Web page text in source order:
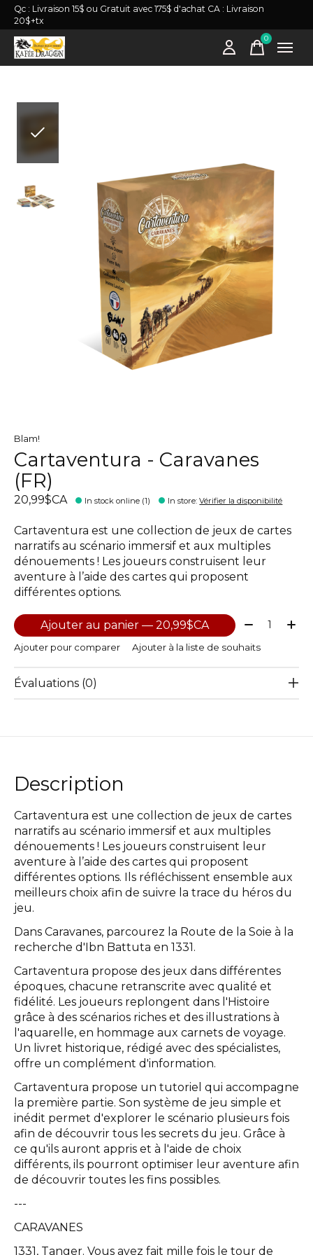
Qc : Livraison 15$ ou Gratuit avec 175$ d'achat CA : Livraison
20$+tx
0items
Blam!
Cartaventura - Caravanes
(FR)
20,99$CA In stock online (1) In store:Vérifier la disponibilité
Cartaventura est une collection de jeux de cartes
narratifs au scénario immersif et aux multiples
dénouements ! Les joueurs construisent leur
aventure à l’aide des cartes qui proposent
différentes options.
Ajouter au panier — 20,99$CA Quantité:
Ajouter pour comparer Ajouter à la liste de souhaits
Évaluations (0)
Description
Cartaventura est une collection de jeux de cartes
narratifs au scénario immersif et aux multiples
dénouements ! Les joueurs construisent leur
aventure à l’aide des cartes qui proposent
différentes options. Ils réfléchissent ensemble aux
meilleurs choix afin de suivre la trace du héros du
jeu.
Dans Caravanes, parcourez la Route de la Soie à la
recherche d'Ibn Battuta en 1331.
Cartaventura propose des jeux dans différentes
époques, chacune retranscrite avec qualité et
fidélité. Les joueurs replongent dans l'Histoire
grâce à des scénarios riches et des illustrations à
l'aquarelle, en hommage aux carnets de voyage.
Un livret historique, rédigé avec des spécialistes,
offre un complément d'information.
Cartaventura propose un tutoriel qui accompagne
la première partie. Son système de jeu simple et
inédit permet d'explorer le scénario plusieurs fois
afin de découvrir tous les secrets du jeu. Grâce à
ce qu'ils auront appris et à l'aide de choix
différents, ils pourront optimiser leur aventure afin
de découvrir toutes les fins possibles.
---
CARAVANES
1331, Tanger. Vous avez fait mille fois le tour de